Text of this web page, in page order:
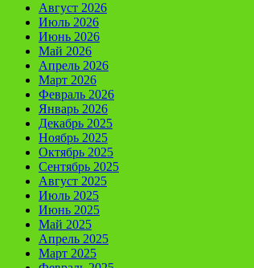
Август 2026
Июль 2026
Июнь 2026
Май 2026
Апрель 2026
Март 2026
Февраль 2026
Январь 2026
Декабрь 2025
Ноябрь 2025
Октябрь 2025
Сентябрь 2025
Август 2025
Июль 2025
Июнь 2025
Май 2025
Апрель 2025
Март 2025